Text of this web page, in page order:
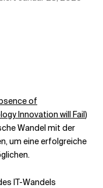
of
Innovation will Fail)
Wandel mit der
um eine erfolgreiche
IT-Wandels